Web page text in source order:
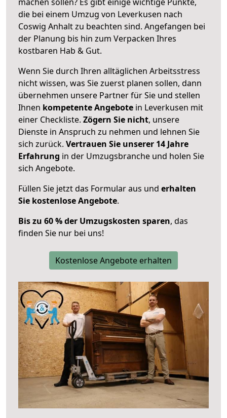
die bei einem Umzug von Leverkusen nach
Coswig Anhalt zu beachten sind. Angefangen bei
der Planung bis hin zum Verpacken Ihres
kostbaren Hab & Gut.
Wenn Sie durch Ihren alltäglichen Arbeitsstress
nicht wissen, was Sie zuerst planen sollen, dann
übernehmen unsere Partner für Sie und stellen
Ihnen kompetente Angebote in Leverkusen mit
einer Checkliste. Zögern Sie nicht, unsere
Dienste in Anspruch zu nehmen und lehnen Sie
sich zurück. Vertrauen Sie unserer 14 Jahre
Erfahrung in der Umzugsbranche und holen Sie
sich Angebote.
Füllen Sie jetzt das Formular aus und erhalten
Sie kostenlose Angebote.
Bis zu 60 % der Umzugskosten sparen, das
finden Sie nur bei uns!
Kostenlose Angebote erhalten